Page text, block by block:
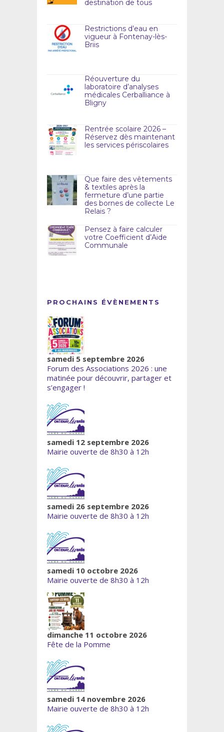
destination de tous
Restrictions d’eau en
vigueur à Fontenay-lès-
Briis
Réouverture du
laboratoire d’analyses
médicales Cerballiance à
Bligny
Rentrée scolaire 2026 –
Réservez dès maintenant
les services périscolaires
Que faire des vêtements
& textiles après la
fermeture d’une partie
des bornes de collecte Le
Relais ?
Pensez à faire calculer
votre Coefficient d’Aide
Communale
PROCHAINS ÉVÈNEMENTS
samedi 5 septembre 2026
Forum des Associations 2026 : une
matinée pour découvrir, partager et
s’engager !
samedi 12 septembre 2026
Mairie ouverte de 8h30 à 12h
samedi 26 septembre 2026
Mairie ouverte de 8h30 à 12h
samedi 10 octobre 2026
Mairie ouverte de 8h30 à 12h
dimanche 11 octobre 2026
Fête de la Pomme
samedi 14 novembre 2026
Mairie ouverte de 8h30 à 12h